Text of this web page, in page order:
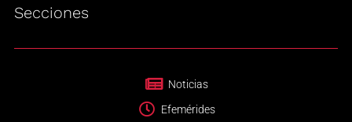
Secciones
Noticias
Efemérides